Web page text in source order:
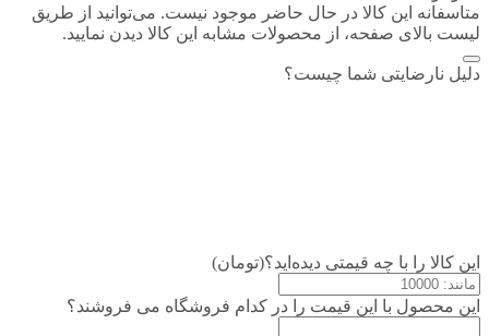
متاسفانه این کالا در حال حاضر موجود نیست. می‌توانید از طریق
لیست بالای صفحه، از محصولات مشابه این کالا دیدن نمایید.
دلیل نارضایتی شما چیست؟
این کالا را با چه قیمتی دیده‌اید؟(تومان)
این محصول با این قیمت را در کدام فروشگاه می فروشند؟